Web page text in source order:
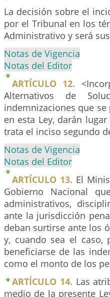
La decisión sobre el
por el Tribunal en los
Administrativo y será
Notas de Vigencia
Notas del Editor
ARTÍCULO 12.
Alternativos de
indemnizaciones que
en esta Ley, darán
trata el inciso segundo
Notas de Vigencia
Notas del Editor
ARTÍCULO 13. El
Gobierno Nacional
administrativos,
ante la jurisdicción
deban surtirse ante los
y, cuando sea el caso,
beneficiarse de las
como el monto de los
ARTÍCULO 14. Las
medio de la presente